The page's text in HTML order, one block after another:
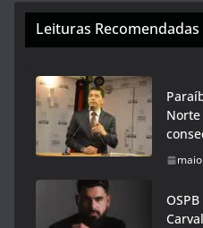
Leituras Recomendadas